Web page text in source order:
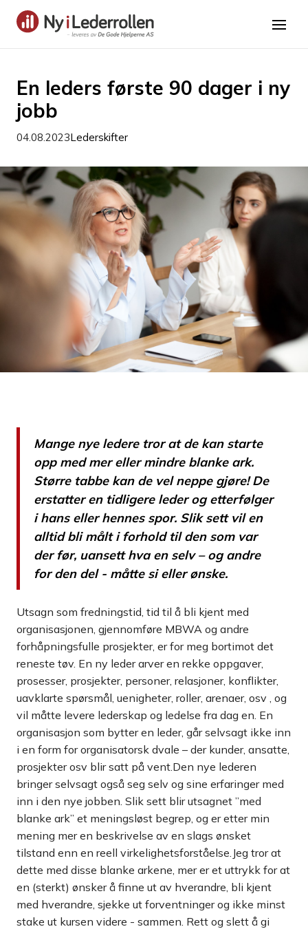
En leders første 90 dager i ny
jobb
04.08.2023Lederskifter
Mange nye ledere tror at de kan starte
opp med mer eller mindre blanke ark.
Større tabbe kan de vel neppe gjøre! De
erstatter en tidligere leder og etterfølger
i hans eller hennes spor. Slik sett vil en
alltid bli målt i forhold til den som var
der før, uansett hva en selv – og andre
for den del - måtte si eller ønske.
Utsagn som fredningstid, tid til å bli kjent med
organisasjonen, gjennomføre MBWA og andre
forhåpningsfulle prosjekter, er for meg bortimot det
reneste tøv. En ny leder arver en rekke oppgaver,
prosesser, prosjekter, personer, relasjoner, konflikter,
uavklarte spørsmål, uenigheter, roller, arenaer, osv , og
vil måtte levere lederskap og ledelse fra dag en. En
organisasjon som bytter en leder, går selvsagt ikke inn
i en form for organisatorsk dvale – der kunder, ansatte,
prosjekter osv blir satt på vent.Den nye lederen
bringer selvsagt også seg selv og sine erfaringer med
inn i den nye jobben. Slik sett blir utsagnet ”med
blanke ark” et meningsløst begrep, og er etter min
mening mer en beskrivelse av en slags ønsket
tilstand enn en reell virkelighetsforståelse.Jeg tror at
dette med disse blanke arkene, mer er et uttrykk for at
en (sterkt) ønsker å finne ut av hverandre, bli kjent
med hverandre, sjekke ut forventninger og ikke minst
stake ut kursen videre - sammen. Rett og slett å gi